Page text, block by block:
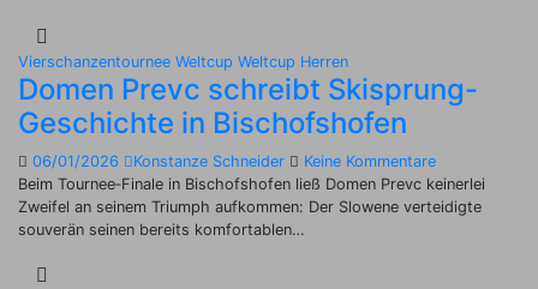
Vierschanzentournee Weltcup Weltcup Herren
Domen Prevc schreibt Skisprung-
Geschichte in Bischofshofen
06/01/2026 Konstanze Schneider
Keine Kommentare
Beim Tournee‑Finale in Bischofshofen ließ Domen Prevc keinerlei
Zweifel an seinem Triumph aufkommen: Der Slowene verteidigte
souverän seinen bereits komfortablen…